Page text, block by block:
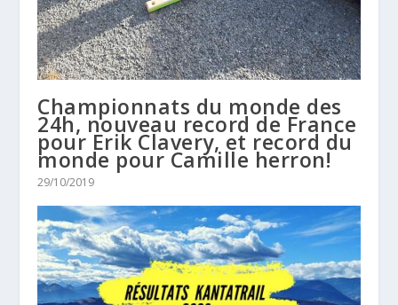
Championnats du monde des
24h, nouveau record de France
pour Erik Clavery, et record du
monde pour Camille herron!
29/10/2019